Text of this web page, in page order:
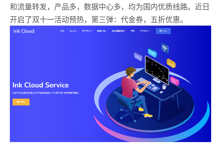
和流量转发，产品多，数据中心多，均为国内优质线路。近日
开启了双十一活动预热，第三弹：代金券，五折优惠。